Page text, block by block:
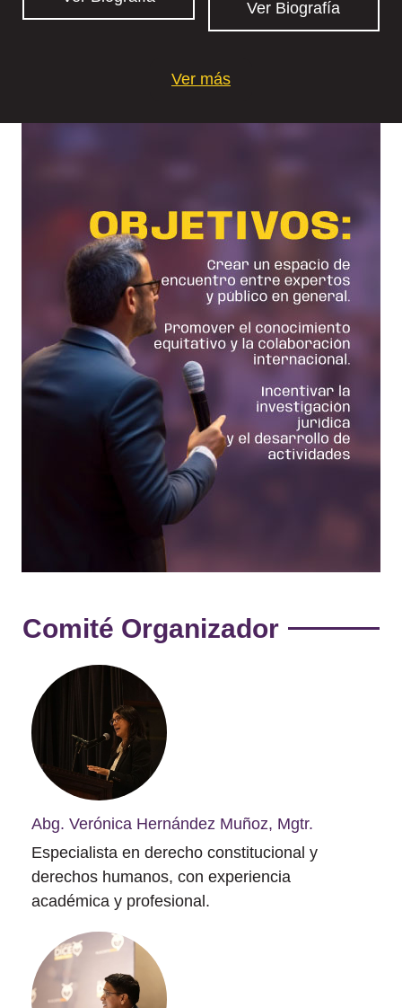
Ver Biografía
Ver más
Comité Organizador
Abg. Verónica Hernández Muñoz, Mgtr.
Especialista en derecho constitucional y
derechos humanos, con experiencia
académica y profesional.